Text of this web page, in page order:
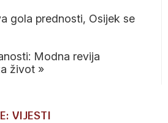
gola prednosti, Osijek se
Modna revija
život »
VIJESTI